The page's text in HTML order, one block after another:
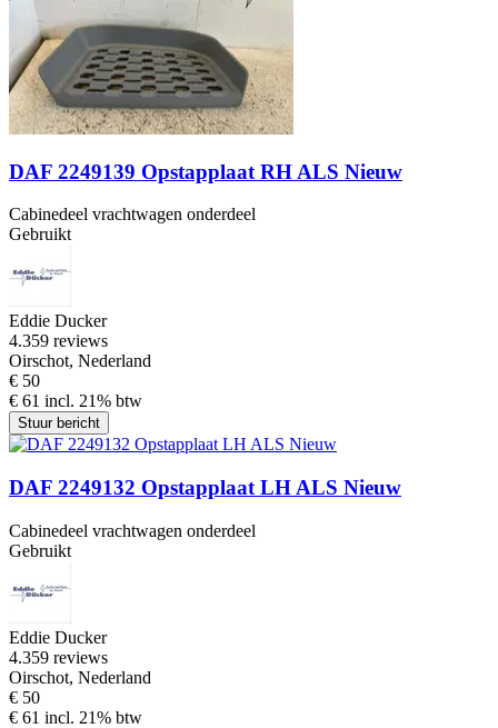
DAF 2249139 Opstapplaat RH ALS Nieuw
Cabinedeel vrachtwagen onderdeel
Gebruikt
Eddie Ducker
4.359 reviews
Oirschot, Nederland
€ 50
€ 61 incl. 21% btw
Stuur bericht
DAF 2249132 Opstapplaat LH ALS Nieuw
Cabinedeel vrachtwagen onderdeel
Gebruikt
Eddie Ducker
4.359 reviews
Oirschot, Nederland
€ 50
€ 61 incl. 21% btw